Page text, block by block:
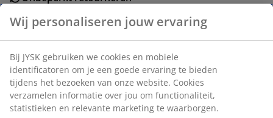
Prijsgarantie
30 dagen prijsgarantie op alle artikelen
Flexibele bezorgopties
Snelle en gemakkelijke bezorgopties naar keuze
Wij personaliseren jouw ervaring
Bij JYSK gebruiken we cookies en mobiele
identificatoren om je een goede ervaring te bieden
tijdens het bezoeken van onze website. Cookies
verzamelen informatie over jou om functionaliteit,
statistieken en relevante marketing te waarborgen.